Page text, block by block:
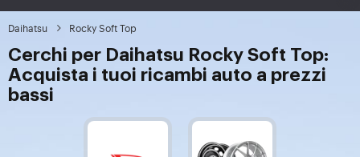
Daihatsu Rocky Soft Top
Cerchi per Daihatsu Rocky Soft Top:
Acquista i tuoi ricambi auto a prezzi
bassi